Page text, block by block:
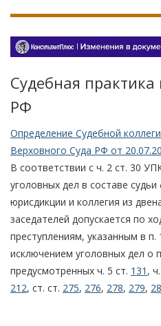
Судебная практика
РФ
Определение Судебной
Верховного Суда РФ от
В соответствии с ч. 2 ст. 30
уголовных дел в составе
юрисдикции и коллегия из
заседателей допускается по
преступлениям, указанным в
исключением уголовных дел о
предусмотренных ч. 5 ст. 131 ,
212, ст. ст. 275, 276, 278, 279,